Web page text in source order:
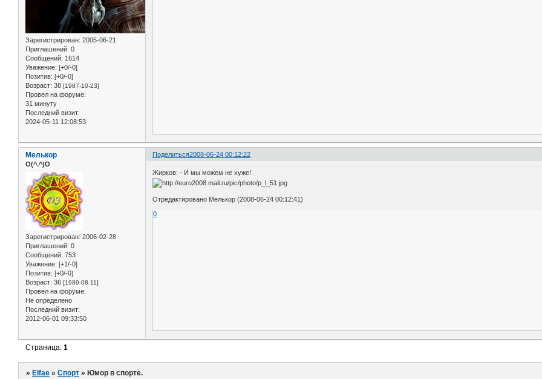
Зарегистрирован: 2005-06-21
Приглашений: 0
Сообщений: 1614
Уважение: [+0/-0]
Позитив: [+0/-0]
Возраст: 38 [1987-10-23]
Провел на форуме:
31 минуту
Последний визит:
2024-05-11 12:08:53
Поделиться2008-06-24 00:12:22
Мелькор
O(^.^)O
Зарегистрирован: 2006-02-28
Приглашений: 0
Сообщений: 753
Уважение: [+1/-0]
Позитив: [+0/-0]
Возраст: 36 [1989-08-11]
Провел на форуме:
Не определено
Последний визит:
2012-06-01 09:33:50
Жирков: - И мы можем не хуже!
Отредактировано Мелькор (2008-06-24 00:12:41)
0
Страница:1
» Elfae »Спорт » Юмор в спорте.